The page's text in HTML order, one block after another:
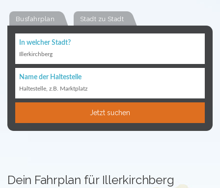
Busfahrplan Stadt zu Stadt
In welcher Stadt?
Illerkirchberg
Name der Haltestelle
Haltestelle, z.B. Marktplatz
Jetzt suchen
Dein Fahrplan für Illerkirchberg